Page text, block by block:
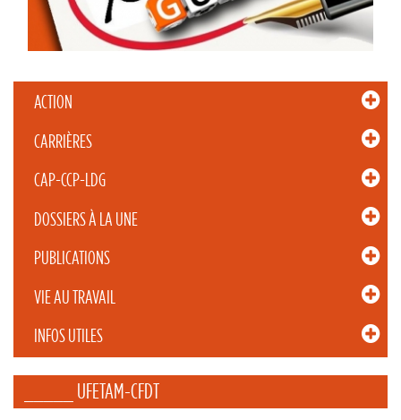
ACTION
CARRIÈRES
CAP-CCP-LDG
DOSSIERS À LA UNE
PUBLICATIONS
VIE AU TRAVAIL
INFOS UTILES
_____ UFETAM-CFDT